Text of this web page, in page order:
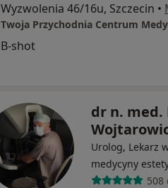
Wyzwolenia 46/16u, Szczecin •
Twoja Przychodnia Centrum
B-shot
dr n. med.
Urolog, Lekarz
medycyny
508